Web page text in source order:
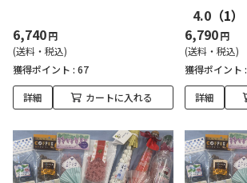
6,740円
(送料・税込)
獲得ポイント : 67
詳細 カートに入れる
4.0 （1）
6,790円
(送料・税込)
獲得ポイント :
詳細